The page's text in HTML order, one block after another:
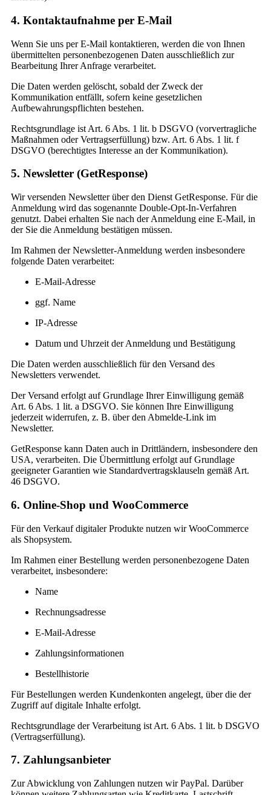
4. Kontaktaufnahme per E-Mail
Wenn Sie uns per E-Mail kontaktieren, werden die von Ihnen
übermittelten personenbezogenen Daten ausschließlich zur
Bearbeitung Ihrer Anfrage verarbeitet.
Die Daten werden gelöscht, sobald der Zweck der
Kommunikation entfällt, sofern keine gesetzlichen
Aufbewahrungspflichten bestehen.
Rechtsgrundlage ist Art. 6 Abs. 1 lit. b DSGVO (vorvertragliche
Maßnahmen oder Vertragserfüllung) bzw. Art. 6 Abs. 1 lit. f
DSGVO (berechtigtes Interesse an der Kommunikation).
5. Newsletter (GetResponse)
Wir versenden Newsletter über den Dienst GetResponse. Für die
Anmeldung wird das sogenannte Double-Opt-In-Verfahren
genutzt. Dabei erhalten Sie nach der Anmeldung eine E-Mail, in
der Sie die Anmeldung bestätigen müssen.
Im Rahmen der Newsletter-Anmeldung werden insbesondere
folgende Daten verarbeitet:
E-Mail-Adresse
ggf. Name
IP-Adresse
Datum und Uhrzeit der Anmeldung und Bestätigung
Die Daten werden ausschließlich für den Versand des
Newsletters verwendet.
Der Versand erfolgt auf Grundlage Ihrer Einwilligung gemäß
Art. 6 Abs. 1 lit. a DSGVO. Sie können Ihre Einwilligung
jederzeit widerrufen, z. B. über den Abmelde-Link im
Newsletter.
GetResponse kann Daten auch in Drittländern, insbesondere den
USA, verarbeiten. Die Übermittlung erfolgt auf Grundlage
geeigneter Garantien wie Standardvertragsklauseln gemäß Art.
46 DSGVO.
6. Online-Shop und WooCommerce
Für den Verkauf digitaler Produkte nutzen wir WooCommerce
als Shopsystem.
Im Rahmen einer Bestellung werden personenbezogene Daten
verarbeitet, insbesondere:
Name
Rechnungsadresse
E-Mail-Adresse
Zahlungsinformationen
Bestellhistorie
Für Bestellungen werden Kundenkonten angelegt, über die der
Zugriff auf digitale Inhalte erfolgt.
Rechtsgrundlage der Verarbeitung ist Art. 6 Abs. 1 lit. b DSGVO
(Vertragserfüllung).
7. Zahlungsanbieter
Zur Abwicklung von Zahlungen nutzen wir PayPal. Darüber